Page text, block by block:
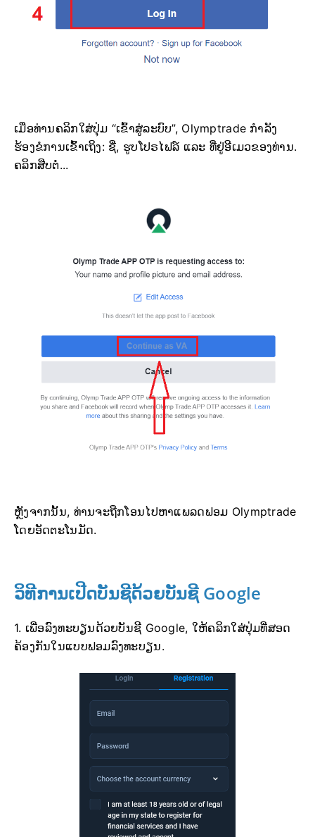
ເມື່ອທ່ານຄລິກໃສ່ປຸ່ມ “ເຂົ້າສູ່ລະບົບ”, Olymptrade ກຳລັງ
ຮ້ອງຂໍການເຂົ້າເຖິງ: ຊື່, ຮູບໂປຣໄຟລ໌ ແລະ ທີ່ຢູ່ອີເມວຂອງທ່ານ.
ຄລິກສືບຕໍ່...
ຫຼັງຈາກນັ້ນ, ທ່ານຈະຖືກໂອນໄປຫາແພລດຟອມ Olymptrade
ໂດຍອັດຕະໂນມັດ.
ວິທີການເປີດບັນຊີດ້ວຍບັນຊີ Google
1. ເພື່ອລົງທະບຽນດ້ວຍບັນຊີ Google, ໃຫ້ຄລິກໃສ່ປຸ່ມທີ່ສອດ
ຄ້ອງກັນໃນແບບຟອມລົງທະບຽນ.